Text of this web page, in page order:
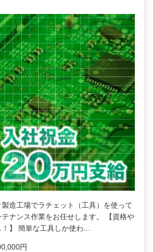
造工場でラチェット（工具）を使って
ナンス作業をお任せします。 【資格や
】 簡単な工具しか使わ…
円